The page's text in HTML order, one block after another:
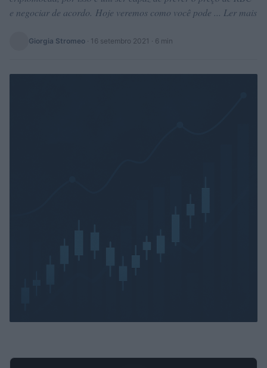
e negociar de acordo. Hoje veremos como você pode ... Ler mais
Giorgia Stromeo · 16 setembro 2021 · 6 min